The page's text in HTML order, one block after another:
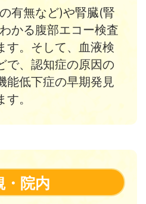
有無など)や腎臓(腎
かる腹部エコー検査
す。そして、血液検
で、認知症の原因の
能低下症の早期発見
。
・院内